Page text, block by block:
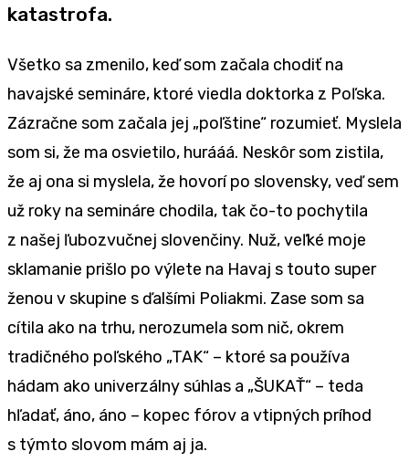
katastrofa.
Všetko sa zmenilo, keď som začala chodiť na
havajské semináre, ktoré viedla doktorka z Poľska.
Zázračne som začala jej „poľštine“ rozumieť. Myslela
som si, že ma osvietilo, hurááá. Neskôr som zistila,
že aj ona si myslela, že hovorí po slovensky, veď sem
už roky na semináre chodila, tak čo-to pochytila
z našej ľubozvučnej slovenčiny. Nuž, veľké moje
sklamanie prišlo po výlete na Havaj s touto super
ženou v skupine s ďalšími Poliakmi. Zase som sa
cítila ako na trhu, nerozumela som nič, okrem
tradičného poľského „TAK“ – ktoré sa používa
hádam ako univerzálny súhlas a „ŠUKAŤ“ – teda
hľadať, áno, áno – kopec fórov a vtipných príhod
s týmto slovom mám aj ja.